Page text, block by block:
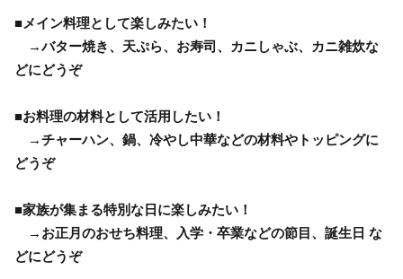
■メイン料理として楽しみたい！
→バター焼き、天ぷら、お寿司、カニしゃぶ、カニ雑炊な
どにどうぞ
■お料理の材料として活用したい！
→チャーハン、鍋、冷やし中華などの材料やトッピングに
どうぞ
■家族が集まる特別な日に楽しみたい！
→お正月のおせち料理、入学・卒業などの節目、誕生日 な
どにどうぞ